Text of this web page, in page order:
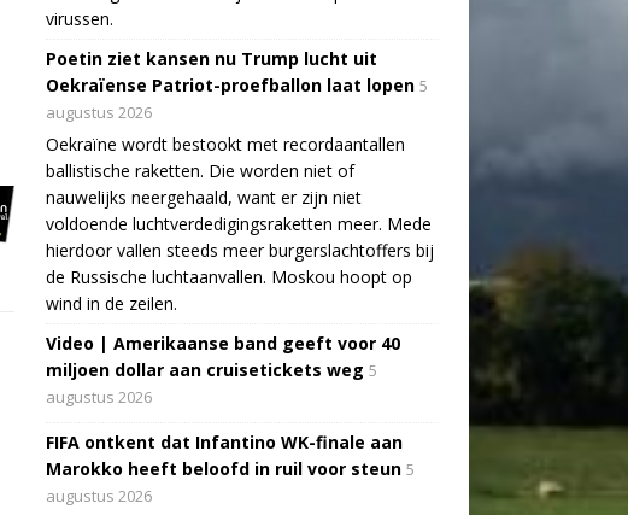
virussen.
Poetin ziet kansen nu Trump lucht uit
Oekraïense Patriot-proefballon laat lopen 5
augustus 2026
Oekraïne wordt bestookt met recordaantallen
ballistische raketten. Die worden niet of
nauwelijks neergehaald, want er zijn niet
voldoende luchtverdedigingsraketten meer. Mede
hierdoor vallen steeds meer burgerslachtoffers bij
de Russische luchtaanvallen. Moskou hoopt op
wind in de zeilen.
Video | Amerikaanse band geeft voor 40
miljoen dollar aan cruisetickets weg 5
augustus 2026
FIFA ontkent dat Infantino WK-finale aan
Marokko heeft beloofd in ruil voor steun 5
augustus 2026